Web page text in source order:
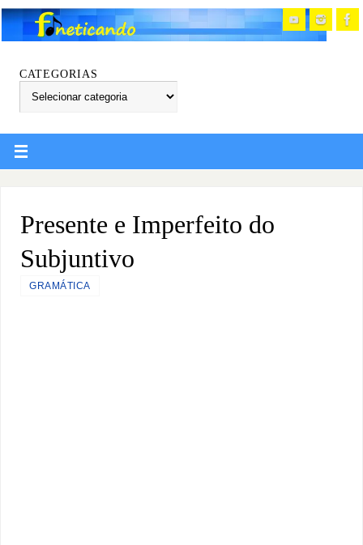
CATEGORIAS
Presente e Imperfeito do
Subjuntivo
GRAMÁTICA